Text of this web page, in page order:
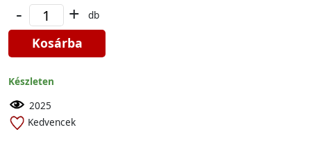
- + db
Kosárba
Készleten
2025
Kedvencek